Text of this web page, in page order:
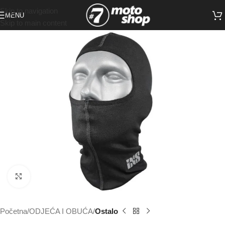
Skip to navigation
MENU
Click to enlarge
Početna ODJEĆA I OBUĆA Ostalo